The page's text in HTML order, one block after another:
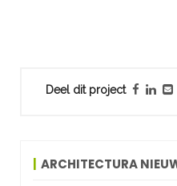
Deel dit project
ARCHITECTURA